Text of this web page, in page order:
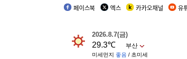
페이스북 엑스 카카오채널 유